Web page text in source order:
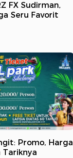
FX Sudirman,
Seru Favorit
Promo, Harga
Tariknya